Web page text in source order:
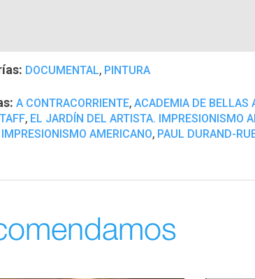
DOCUMENTAL, PINTURA
A CONTRACORRIENTE, ACADEMIA DE BELLAS
, EL JARDÍN DEL ARTISTA. IMPRESIONISMO
IMPRESIONISMO AMERICANO, PAUL DURAND-